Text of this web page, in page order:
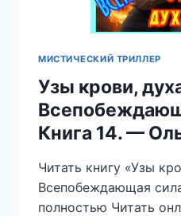
МИСТИЧЕСКИЙ ТРИЛЛЕР
Узы крови,
Книга 14. —
Читать книгу «Узы
Всепобеждающая
полностью Читать